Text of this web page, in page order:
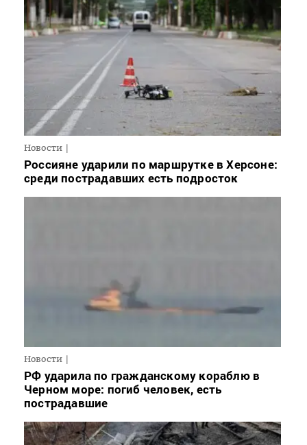
Новости
Россияне ударили по маршрутке в Херсоне:
среди пострадавших есть подросток
Новости
РФ ударила по гражданскому кораблю в
Черном море: погиб человек, есть
пострадавшие